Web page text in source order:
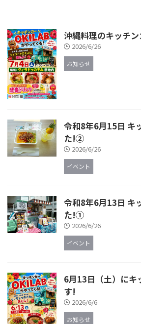
沖縄料理のキッチン
2026/6/26
お知らせ
令和8年6月15日 キ
た!②
2026/6/26
イベント
令和8年6月13日 キ
た!①
2026/6/26
イベント
6月13日（土）にキ
す!
2026/6/6
お知らせ